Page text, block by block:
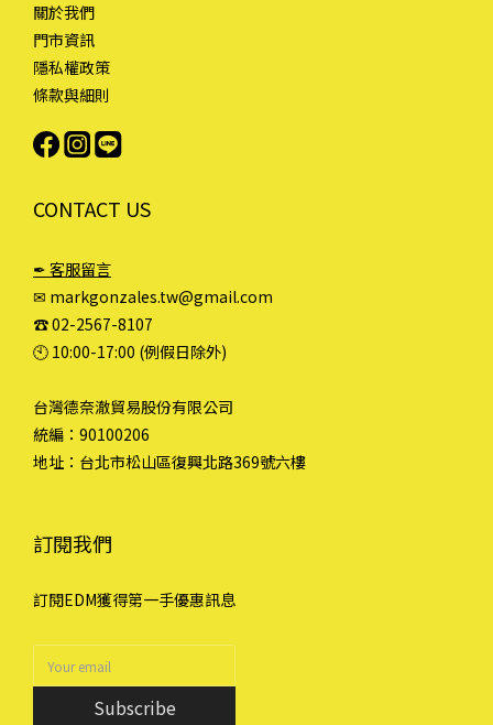
關於我們
門市資訊
隱私權政策
條款與細則
CONTACT US
✒ 客服留言
✉ markgonzales.tw@gmail.com
☎︎ 02-2567-8107
🕙︎ 10:00-17:00 (例假日除外)
台灣德奈澈貿易股份有限公司
統編：90100206
地址：台北市松山區復興北路369號六樓
訂閱我們
訂閱EDM獲得第一手優惠訊息
Subscribe